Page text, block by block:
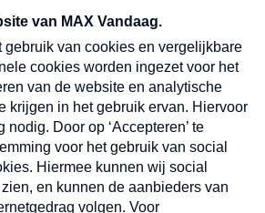
en dinsdagochtend in
Verzend